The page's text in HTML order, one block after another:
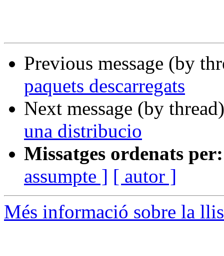
Previous message (by
paquets descarregats
Next message (by
una distribucio
Missatges ordenats per:
assumpte ] [ autor ]
Més informació sobre la